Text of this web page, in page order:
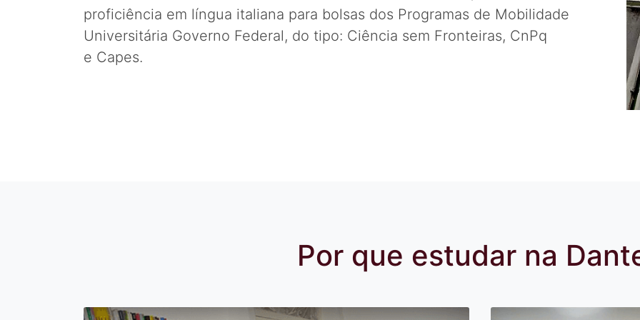
proficiência em língua italiana para bolsas dos Programas de Mobilidade
Universitária Governo Federal, do tipo: Ciência sem Fronteiras, CnPq
e Capes.
Por que estudar na